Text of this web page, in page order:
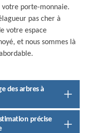
porte-monnaie.
pas cher à
votre espace
et nous sommes là
des arbres à
précise